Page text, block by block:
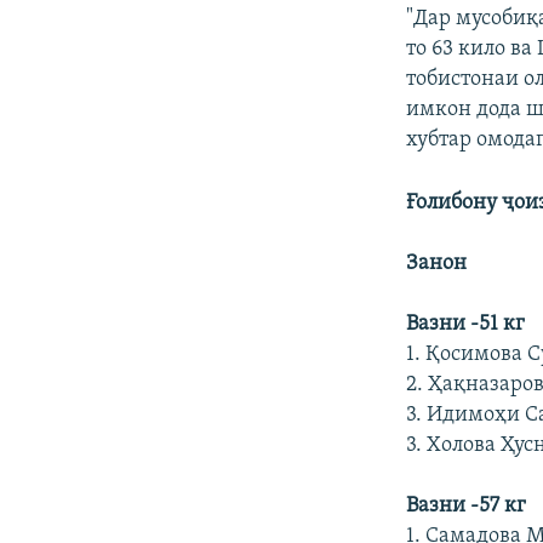
"Дар
то 63 кило
тобистонаи
имкон дода
хубтар
Ғолибону
Занон
Вазни -51 кг
1. Қосимова
2.
3. Идимоҳи
3. Холова
Вазни -57 кг
1. Самадова